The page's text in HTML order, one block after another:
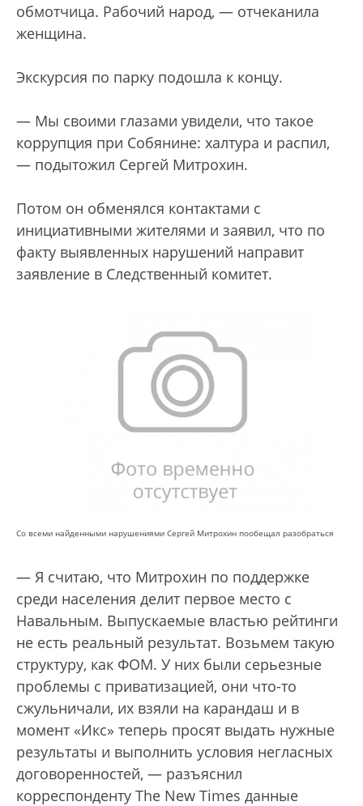
обмотчица. Рабочий народ, — отчеканила
женщина.
Экскурсия по парку подошла к концу.
— Мы своими глазами увидели, что такое
коррупция при Собянине: халтура и распил,
— подытожил Сергей Митрохин.
Потом он обменялся контактами с
инициативными жителями и заявил, что по
факту выявленных нарушений направит
заявление в Следственный комитет.
Со всеми найденными нарушениями Сергей Митрохин пообещал разобраться
— Я считаю, что Митрохин по поддержке
среди населения делит первое место с
Навальным. Выпускаемые властью рейтинги
не есть реальный результат. Возьмем такую
структуру, как ФОМ. У них были серьезные
проблемы с приватизацией, они что-то
сжульничали, их взяли на карандаш и в
момент «Икс» теперь просят выдать нужные
результаты и выполнить условия негласных
договоренностей, — разъяснил
корреспонденту The New Times данные